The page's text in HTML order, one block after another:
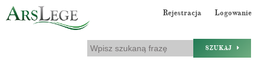
Rejestracja Logowanie
SZUKAJ